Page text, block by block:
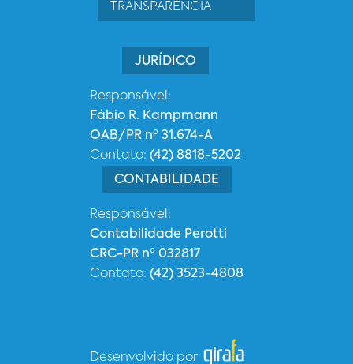
TRANSPARÊNCIA
JURÍDICO
Responsável:
Fábio R. Kampmann
OAB/PR nº 31.674-A
Contato: (42) 8818-5202
CONTABILIDADE
Responsável:
Contabilidade Perotti
CRC-PR nº 032817
Contato: (42) 3523-4808
Desenvolvido por